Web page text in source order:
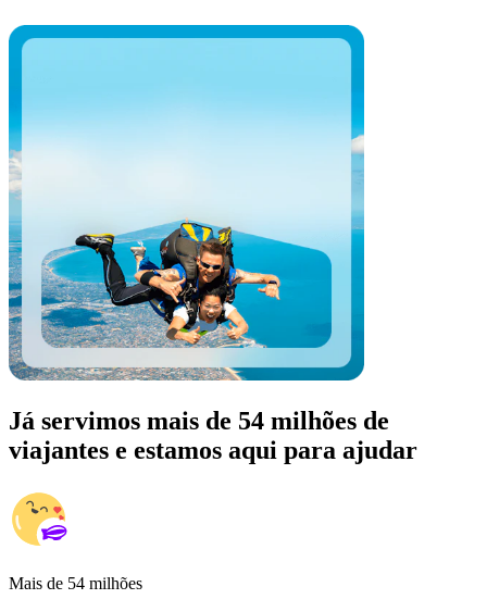
Já servimos mais de 54 milhões de
viajantes e estamos aqui para ajudar
Mais de 54 milhões